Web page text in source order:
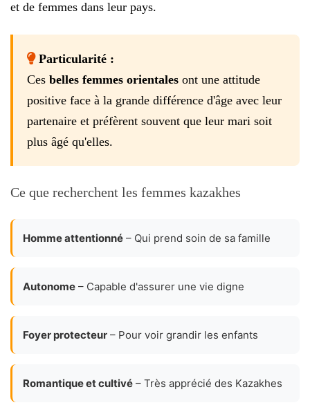
et de femmes dans leur pays.
Particularité :
Ces belles femmes orientales ont une attitude
positive face à la grande différence d'âge avec leur
partenaire et préfèrent souvent que leur mari soit
plus âgé qu'elles.
Ce que recherchent les femmes kazakhes
Homme attentionné – Qui prend soin de sa famille
Autonome – Capable d'assurer une vie digne
Foyer protecteur – Pour voir grandir les enfants
Romantique et cultivé – Très apprécié des Kazakhes